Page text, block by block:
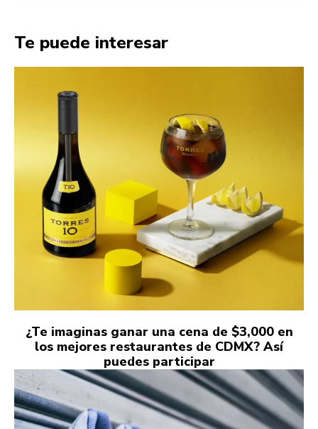
Te puede interesar
¿Te imaginas ganar una cena de $3,000 en
los mejores restaurantes de CDMX? Así
puedes participar